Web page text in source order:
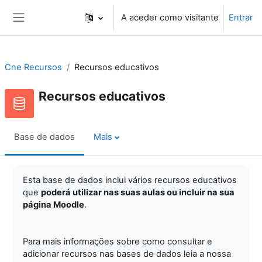
A aceder como visitante Entrar
Cne Recursos Recursos educativos
Recursos educativos
Base de dados Mais
Esta base de dados inclui vários recursos educativos
que poderá utilizar nas suas aulas ou incluir na sua
página Moodle.
Para mais informações sobre como consultar e
adicionar recursos nas bases de dados leia a nossa